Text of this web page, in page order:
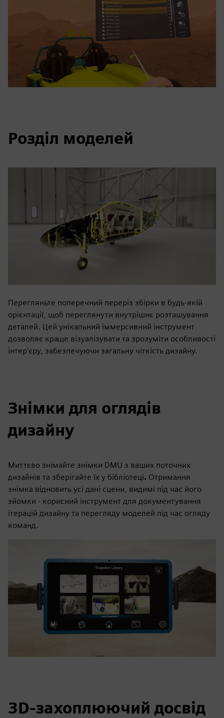
Розділ моделей
Перегляньте поперечний переріз збірки в будь-якій
орієнтації, щоб переглянути внутрішнє розташування
деталей. Цей унікальний іммерсивний інструмент
дозволяє краще візуалізувати та зрозуміти особливості
інтер'єру, забезпечуючи загальну чіткість дизайну.
Знімки для оглядів
дизайну
Миттєво знімайте знімки DMU з ваших поточних
дизайнів та зберігайте їх у бібліотеці. Отримання
знімка відновить усі дані сцени, видимі під час його
зйомки - корисний інструмент для документування
ітерацій дизайну та перегляду моделей під час огляду
команд.
3D-захоплюючий досвід